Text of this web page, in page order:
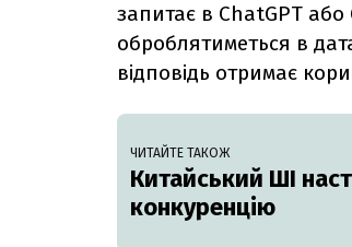
запитає в ChatGPT
оброблятиметься в
відповідь отримає
ЧИТАЙТЕ ТАКОЖ
Китайський ШІ
конкуренцію